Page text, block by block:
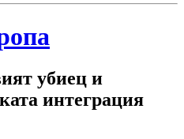
убиец и
интеграция